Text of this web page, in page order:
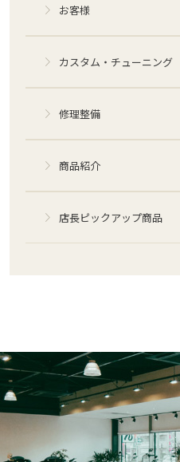
お客様
カスタム・チューニング
修理整備
商品紹介
店長ピックアップ商品